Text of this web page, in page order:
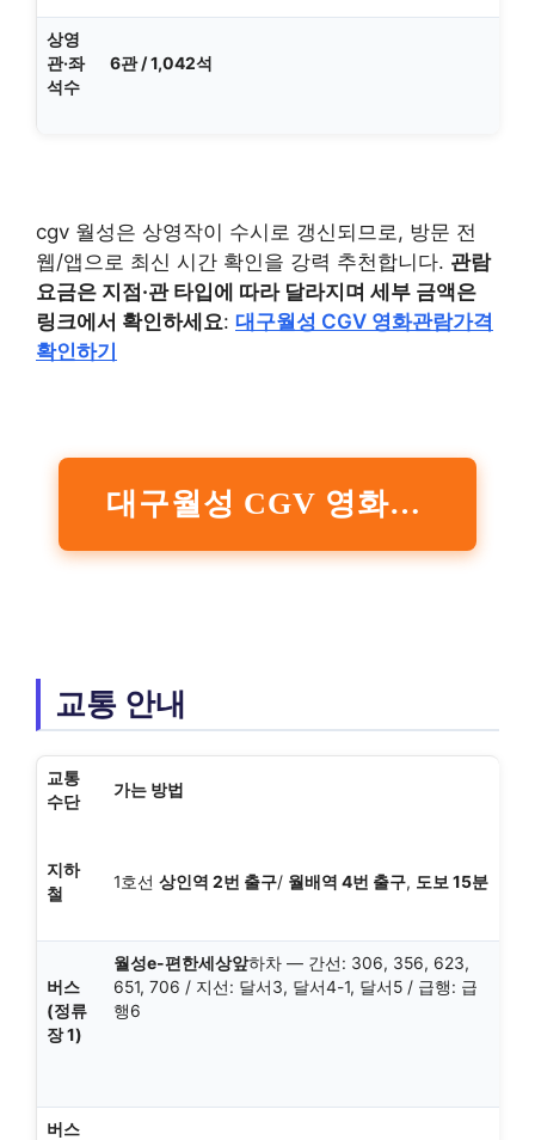
상영
관·좌
석수
6관 / 1,042석
cgv 월성은 상영작이 수시로 갱신되므로, 방문 전
웹/앱으로 최신 시간 확인을 강력 추천합니다. 관람
요금은 지점·관 타입에 따라 달라지며 세부 금액은
링크에서 확인하세요: 대구월성 CGV 영화관람가격
확인하기
대구월성 CGV 영화관람가격 확인하기
교통 안내
교통
수단
가는 방법
지하
철
1호선 상인역 2번 출구/ 월배역 4번 출구, 도보 15분
버스
(정류
장 1)
월성e-편한세상앞하차 — 간선: 306, 356, 623,
651, 706 / 지선: 달서3, 달서4-1, 달서5 / 급행: 급
행6
버스